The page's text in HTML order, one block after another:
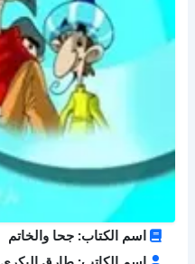
اسم الكتاب: جحا والخاتم